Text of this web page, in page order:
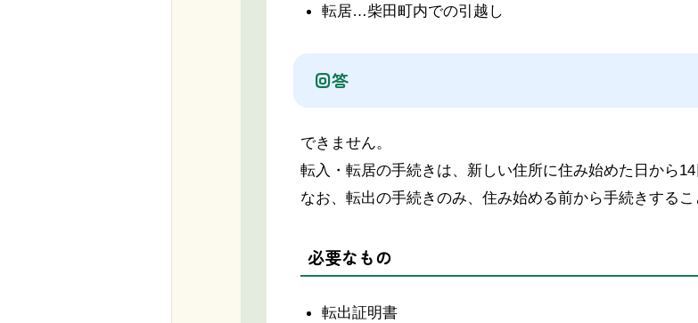
転居…柴田町内での引越し
回答
できません。
転入・転居の手続きは、新しい住所に住み始めた日から14
なお、転出の手続きのみ、住み始める前から手続きするこ
必要なもの
転出証明書